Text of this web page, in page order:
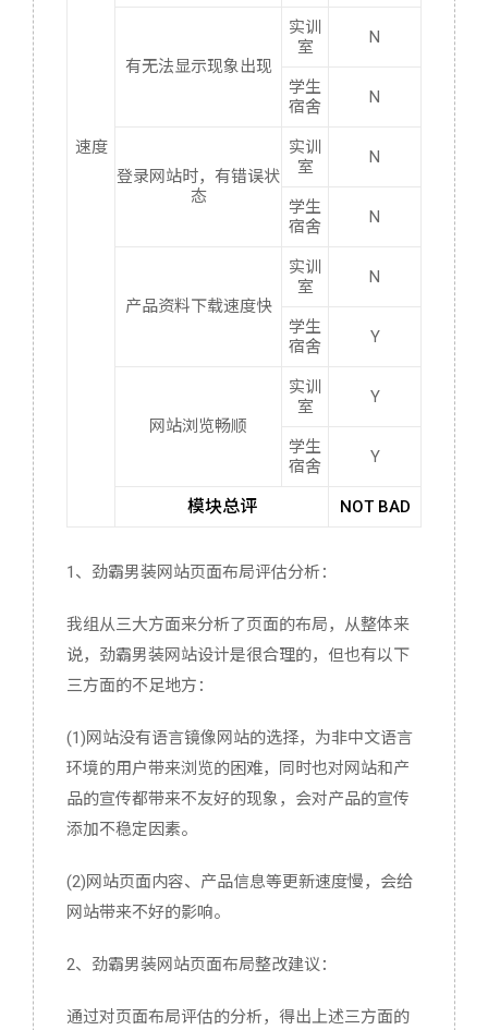
速度
有无法显示现象出现
实训
室
N
学生
宿舍
N
登录网站时，有错误状
态
实训
室
N
学生
宿舍
N
产品资料下载速度快
实训
室
N
学生
宿舍
Y
网站浏览畅顺
实训
室
Y
学生
宿舍
Y
模块总评 NOT BAD
1、劲霸男装网站页面布局评估分析：
我组从三大方面来分析了页面的布局，从整体来
说，劲霸男装网站设计是很合理的，但也有以下
三方面的不足地方：
(1)网站没有语言镜像网站的选择，为非中文语言
环境的用户带来浏览的困难，同时也对网站和产
品的宣传都带来不友好的现象，会对产品的宣传
添加不稳定因素。
(2)网站页面内容、产品信息等更新速度慢，会给
网站带来不好的影响。
2、劲霸男装网站页面布局整改建议：
通过对页面布局评估的分析，得出上述三方面的